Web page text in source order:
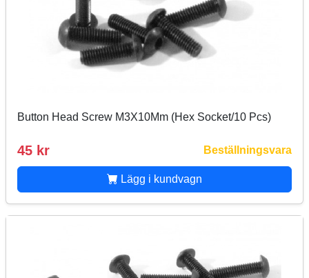
Button Head Screw M3X10Mm (Hex Socket/10 Pcs)
45 kr Beställningsvara
Lägg i kundvagn